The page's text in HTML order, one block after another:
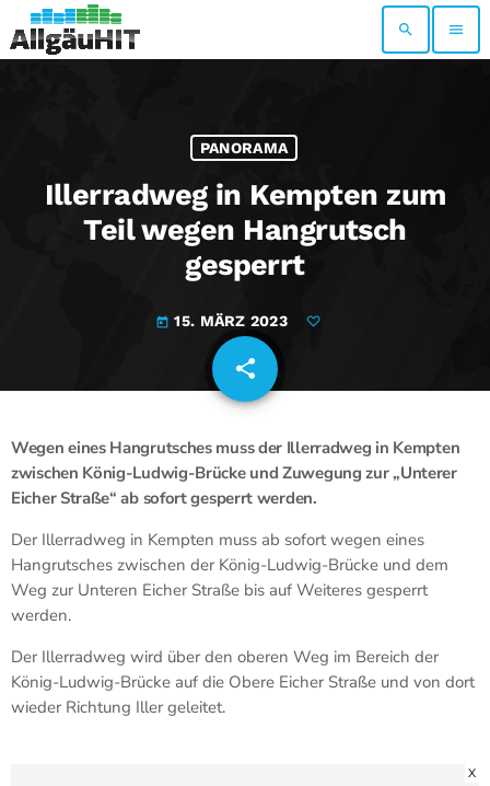
search menu
PANORAMA
Illerradweg in Kempten zum
Teil wegen Hangrutsch
gesperrt
today 15. MÄRZ 2023
share
email
Wegen eines Hangrutsches muss der Illerradweg in Kempten
zwischen König-Ludwig-Brücke und Zuwegung zur „Unterer
Eicher Straße“ ab sofort gesperrt werden.
Der Illerradweg in Kempten muss ab sofort wegen eines
Hangrutsches zwischen der König-Ludwig-Brücke und dem
Weg zur Unteren Eicher Straße bis auf Weiteres gesperrt
werden.
Der Illerradweg wird über den oberen Weg im Bereich der
König-Ludwig-Brücke auf die Obere Eicher Straße und von dort
wieder Richtung Iller geleitet.
X